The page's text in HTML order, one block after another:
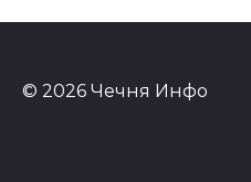
© 2026 Чечня Инфо